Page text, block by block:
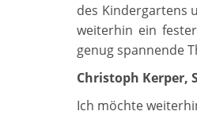
des Kindergartens
weiterhin ein
genug spannende
Christoph Kerper,
Ich möchte